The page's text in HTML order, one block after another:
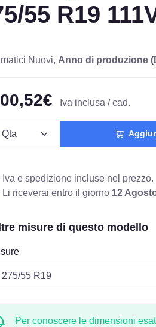
55 R19
Nuovi, Anno di produzione
Iva inclusa / cad.
Iva e spedizione incluse nel prezzo.
Li riceverai entro il giorno 12
misure di questo modello
Per conoscere le dimensioni